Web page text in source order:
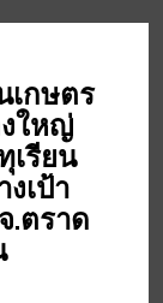
เกษตร
ใหญ่
เรียน
เป้า
.ตราด